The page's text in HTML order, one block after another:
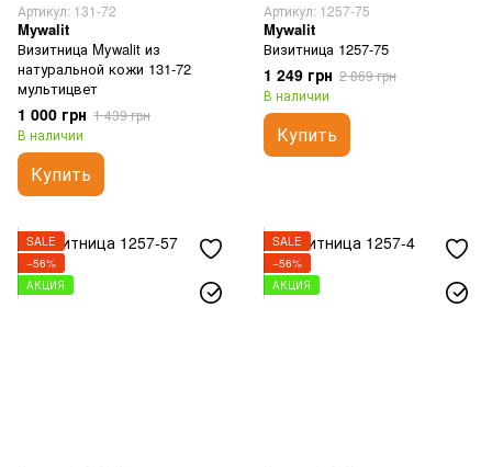
Артикул: 131-72
Mywalit
Визитница Mywalit из
натуральной кожи 131-72
мультицвет
1 000 грн 1 439 грн
В наличии
Купить
Артикул: 1257-75
Mywalit
Визитница 1257-75
1 249 грн 2 869 грн
В наличии
Купить
SALE
−56%
АКЦИЯ
SALE
−56%
АКЦИЯ